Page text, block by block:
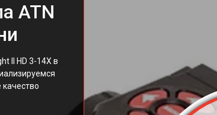
ATN
II HD 3-14X в
качество